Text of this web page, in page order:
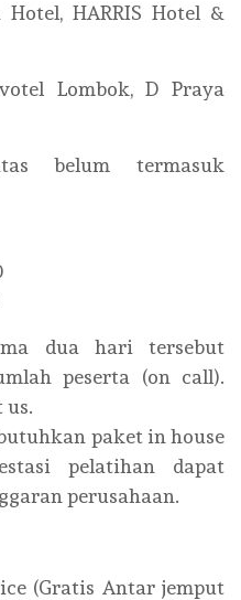
HARRIS Hotel &
Lombok, D Praya
belum termasuk
dua hari tersebut
peserta (on call).
us.
paket in house
pelatihan dapat
perusahaan.
(Gratis Antar jemput